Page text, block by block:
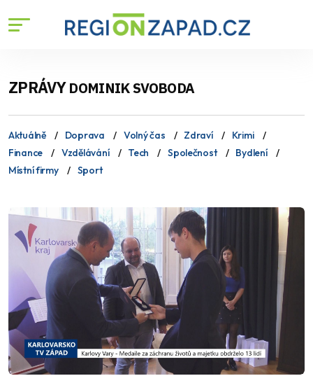
ZPRÁVYDOMINIK SVOBODA
Aktuálně Doprava Volný čas Zdraví
Krimi
Finance
Vzdělávání Tech Společnost
Bydlení
Místní firmy
Sport